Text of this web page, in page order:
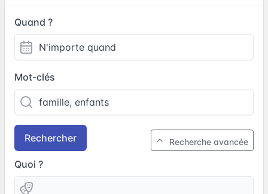
Quand ?
Mot-clés
Rechercher Recherche avancée
Quoi ?